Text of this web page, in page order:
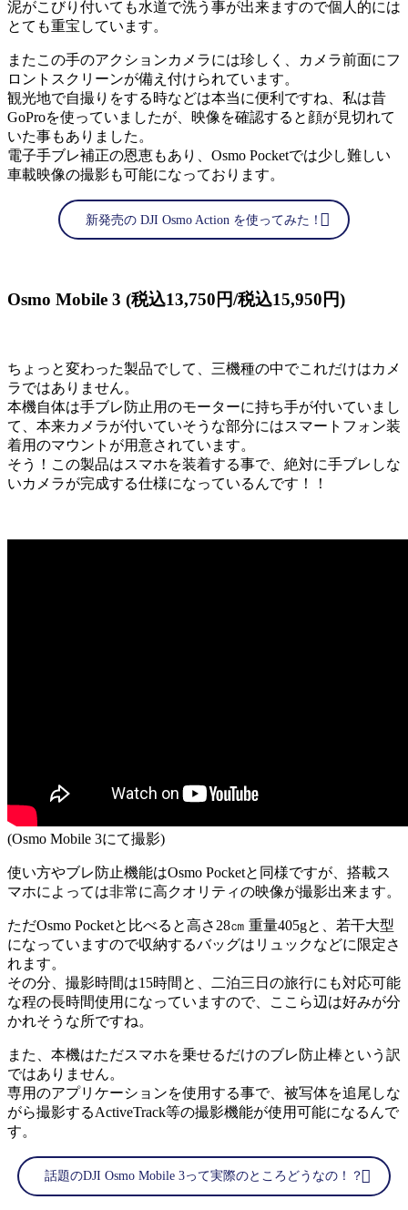
泥がこびり付いても水道で洗う事が出来ますので個人的には
とても重宝しています。
またこの手のアクションカメラには珍しく、カメラ前面にフ
ロントスクリーンが備え付けられています。
観光地で自撮りをする時などは本当に便利ですね、私は昔
GoProを使っていましたが、映像を確認すると顔が見切れて
いた事もありました。
電子手ブレ補正の恩恵もあり、Osmo Pocketでは少し難しい
車載映像の撮影も可能になっております。
新発売の DJI Osmo Action を使ってみた！
Osmo Mobile 3 (税込13,750円/税込15,950円)
ちょっと変わった製品でして、三機種の中でこれだけはカメ
ラではありません。
本機自体は手ブレ防止用のモーターに持ち手が付いていまし
て、本来カメラが付いていそうな部分にはスマートフォン装
着用のマウントが用意されています。
そう！この製品はスマホを装着する事で、絶対に手ブレしな
いカメラが完成する仕様になっているんです！！
(Osmo Mobile 3にて撮影)
使い方やブレ防止機能はOsmo Pocketと同様ですが、搭載ス
マホによっては非常に高クオリティの映像が撮影出来ます。
ただOsmo Pocketと比べると高さ28㎝ 重量405gと、若干大型
になっていますので収納するバッグはリュックなどに限定さ
れます。
その分、撮影時間は15時間と、二泊三日の旅行にも対応可能
な程の長時間使用になっていますので、ここら辺は好みが分
かれそうな所ですね。
また、本機はただスマホを乗せるだけのブレ防止棒という訳
ではありません。
専用のアプリケーションを使用する事で、被写体を追尾しな
がら撮影するActiveTrack等の撮影機能が使用可能になるんで
す。
話題のDJI Osmo Mobile 3って実際のところどうなの！？